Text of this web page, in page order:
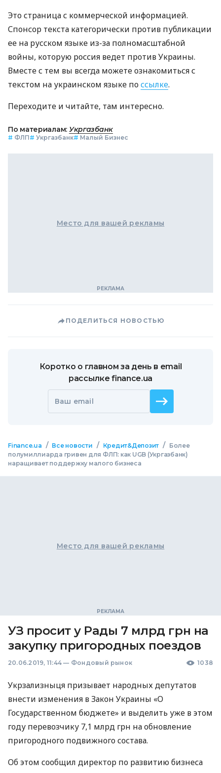
Это страница с коммерческой информацией.
Спонсор текста категорически против публикации
ее на русском языке из-за полномасштабной
войны, которую россия ведет против Украины.
Вместе с тем вы всегда можете ознакомиться с
текстом на украинском языке поссылке.
Переходите и читайте, там интересно.
По материалам: Укргазбанк
# ФЛП# Укргазбанк# Малый Бизнес
Место для вашей рекламы
ПОДЕЛИТЬСЯ НОВОСТЬЮ
Коротко о главном за день в email
рассылке finance.ua
Ваш email
Finance.ua / Все новости / Кредит&Депозит /
Более
полумиллиарда гривен для ФЛП: как UGB (Укргазбанк)
наращивает поддержку малого бизнеса
Место для вашей рекламы
УЗ просит у Рады 7 млрд грн на
закупку пригородных поездов
20.06.2019, 11:44 — Фондовый рынок 1038
Укрзализныця призывает народных депутатов
внести изменения в Закон Украины «О
Государственном бюджете» и выделить уже в этом
году перевозчику 7,1 млрд грн на обновление
пригородного подвижного состава.
Об этом сообщил директор по развитию бизнеса